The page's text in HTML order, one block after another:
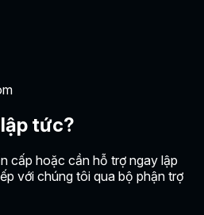
tức?
cấp hoặc cần hỗ trợ ngay lập
với chúng tôi qua bộ phận trợ